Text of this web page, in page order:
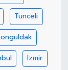
Tunceli
İzmir